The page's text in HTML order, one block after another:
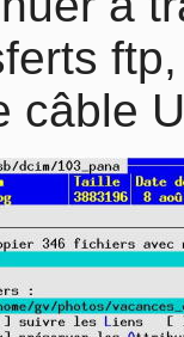
câble